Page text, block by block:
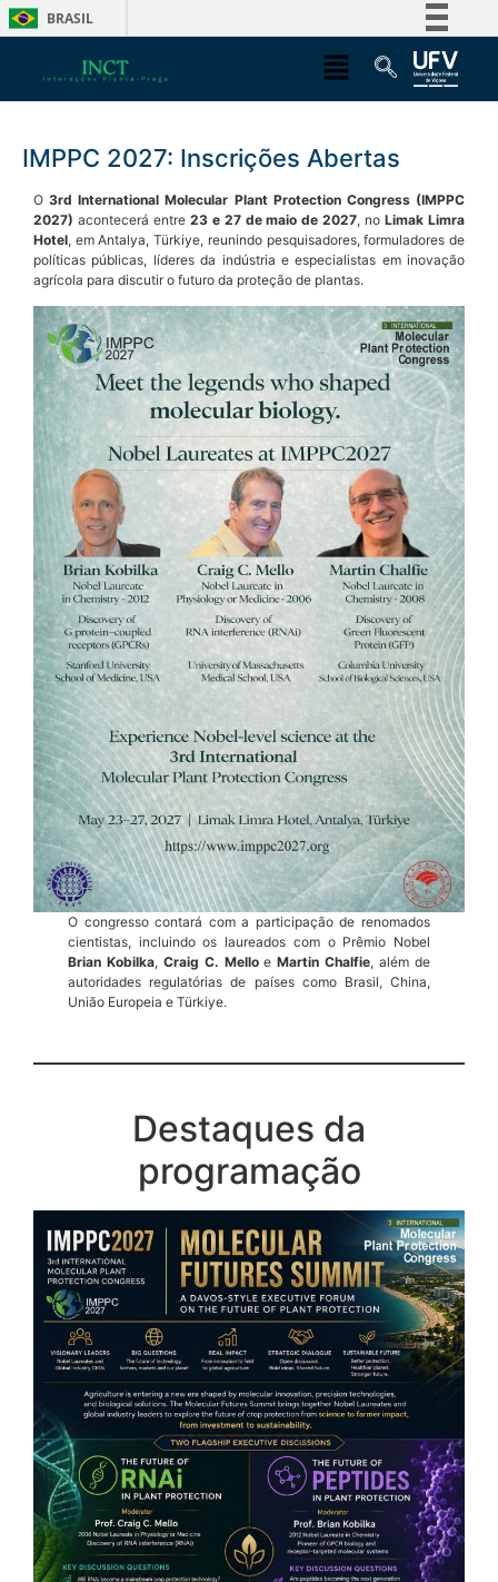
BRASIL
Simplifique!
Acesso à informação
Canais
IMPPC 2027: Inscrições Abertas
O3rd International Molecular Plant Protection Congress (IMPPC
2027) acontecerá entre 23 e 27 de maio de 2027, noLimak Limra
Hotel, em Antalya, Türkiye, reunindo pesquisadores, formuladores de
políticas públicas, líderes da indústria e especialistas em inovação
agrícola para discutir o futuro da proteção de plantas.
O congresso contará com a participação de renomados
cientistas, incluindo os laureados com o Prêmio Nobel
Brian Kobilka, Craig C. MelloeMartin Chalfie, além de
autoridades regulatórias de países como Brasil, China,
União Europeia e Türkiye.
Destaques da
programação